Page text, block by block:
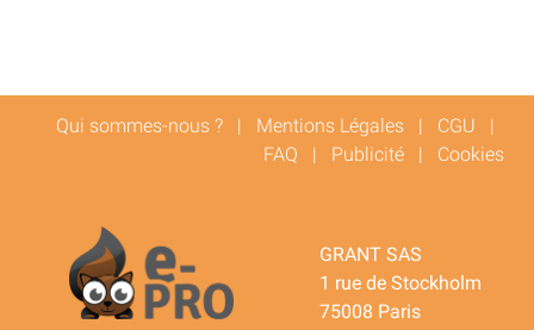
Qui sommes-nous ? | Mentions Légales | CGU |
FAQ | Publicité | Cookies
GRANT SAS
1 rue de Stockholm
75008 Paris